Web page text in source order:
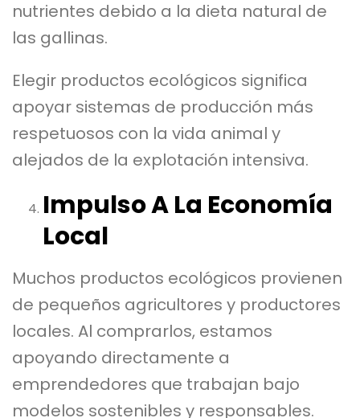
nutrientes debido a la dieta natural de
las gallinas.
Elegir productos ecológicos significa
apoyar sistemas de producción más
respetuosos con la vida animal y
alejados de la explotación intensiva.
Impulso A La Economía
Local
Muchos productos ecológicos provienen
de pequeños agricultores y productores
locales. Al comprarlos, estamos
apoyando directamente a
emprendedores que trabajan bajo
modelos sostenibles y responsables.